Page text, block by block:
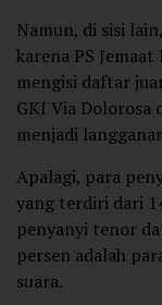
Namun, di sisi
karena PS
mengisi daftar
GKI Via Dolorosa
menjadi
Apalagi, para
yang terdiri dari
penyanyi tenor
persen adalah
suara.